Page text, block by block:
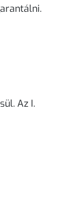
Az I.